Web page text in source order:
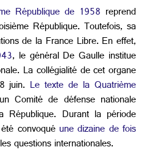
République de 1958 reprend
République. Toutefois, sa
de la France Libre. En effet,
, le général De Gaulle institue
La collégialité de cet organe
juin. Le texte de la Quatrième
Comité de défense nationale
Durant la période
convoqué une dizaine de fois
questions internationales.